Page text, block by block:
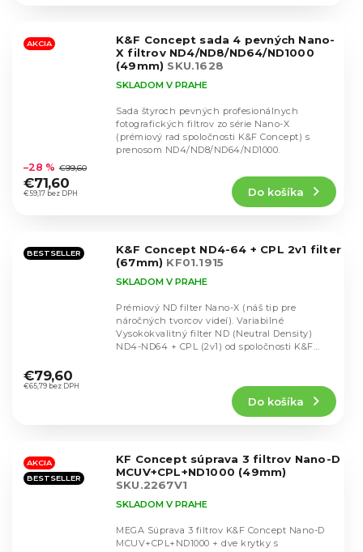
hviezdičiek.
AKCIA
K&F Concept sada 4 pevných Nano-
X filtrov ND4/ND8/ND64/ND1000
(49mm) SKU.1628
hodnotenie
produktu
je
hviezdičiek.
SKLADOM V PRAHE
€59,17 bez DPH
–28 % €99,60
€71,60
Do košíka
Sada štyroch pevných profesionálnych
fotografických filtrov zo série Nano-X
(prémiový rad spoločnosti K&F Concept) s
prenosom ND4/ND8/ND64/ND1000.
BESTSELLER
K&F Concept ND4-64 + CPL 2v1 filter
(67mm) KF01.1915
hodnotenie
produktu
hviezdičiek.
SKLADOM V PRAHE
€65,79 bez DPH
€79,60
Do košíka
Prémiový ND filter Nano-X (náš tip pre
náročných tvorcov videí). Variabilné
Vysokokvalitný filter ND (Neutral Density)
ND4-ND64 + CPL (2v1) od spoločnosti K&F
AKCIA
BESTSELLER
KF Concept súprava 3 filtrov Nano-D
MCUV+CPL+ND1000 (49mm)
SKU.2267V1
SKLADOM V PRAHE
MEGA Súprava 3 filtrov K&F Concept Nano-D
MCUV+CPL+ND1000 + dve krytky s